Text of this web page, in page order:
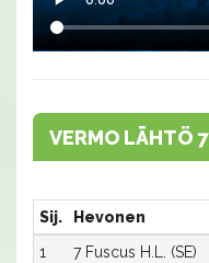
VERMO LÄHTÖ 7
Sij. Hevonen
1
7 Fuscus H.L. (SE)